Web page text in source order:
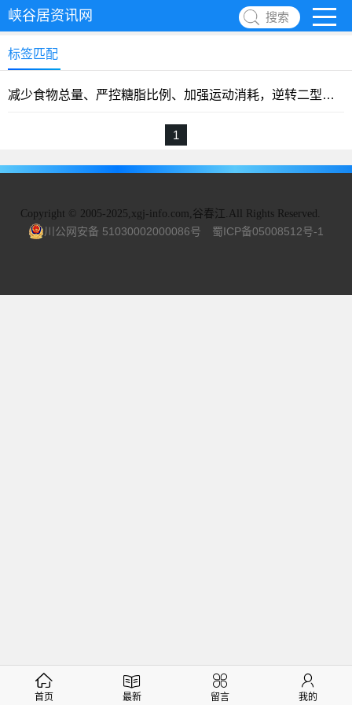
峡谷居资讯网 搜索
标签匹配
减少食物总量、严控糖脂比例、加强运动消耗，逆转二型糖尿病（综合摘录）
1
Copyright © 2005-2025,xgj-info.com,谷春江.All Rights Reserved.
川公网安备 51030002000086号 蜀ICP备05008512号-1
首页 最新 留言 我的